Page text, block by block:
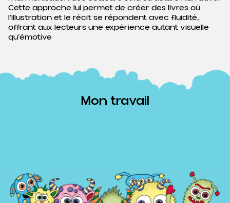
Cette approche lui permet de créer des livres où
l’illustration et le récit se répondent avec fluidité,
offrant aux lecteurs une expérience autant visuelle
qu’émotive
Mon travail